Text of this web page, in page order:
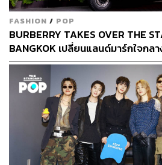
FASHION / POP
BURBERRY TAKES OVER THE
BANGKOK เปลี่ยนแลนด์มาร์กใจกล
เป็นโลกของเบอร์เบอรี่